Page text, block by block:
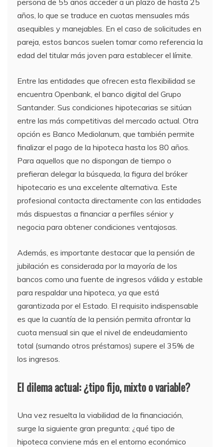
años, lo que se traduce en cuotas mensuales más
asequibles y manejables. En el caso de solicitudes en
pareja, estos bancos suelen tomar como referencia la
edad del titular más joven para establecer el límite.
Entre las entidades que ofrecen esta flexibilidad se
encuentra Openbank, el banco digital del Grupo
Santander. Sus condiciones hipotecarias se sitúan
entre las más competitivas del mercado actual. Otra
opción es Banco Mediolanum, que también permite
finalizar el pago de la hipoteca hasta los 80 años.
Para aquellos que no dispongan de tiempo o
prefieran delegar la búsqueda, la figura del bróker
hipotecario es una excelente alternativa. Este
profesional contacta directamente con las entidades
más dispuestas a financiar a perfiles sénior y
negocia para obtener condiciones ventajosas.
Además, es importante destacar que la pensión de
jubilación es considerada por la mayoría de los
bancos como una fuente de ingresos válida y estable
para respaldar una hipoteca, ya que está
garantizada por el Estado. El requisito indispensable
es que la cuantía de la pensión permita afrontar la
cuota mensual sin que el nivel de endeudamiento
total (sumando otros préstamos) supere el 35% de
los ingresos.
El dilema actual: ¿tipo fijo, mixto o variable?
Una vez resuelta la viabilidad de la financiación,
surge la siguiente gran pregunta: ¿qué tipo de
hipoteca conviene más en el entorno económico